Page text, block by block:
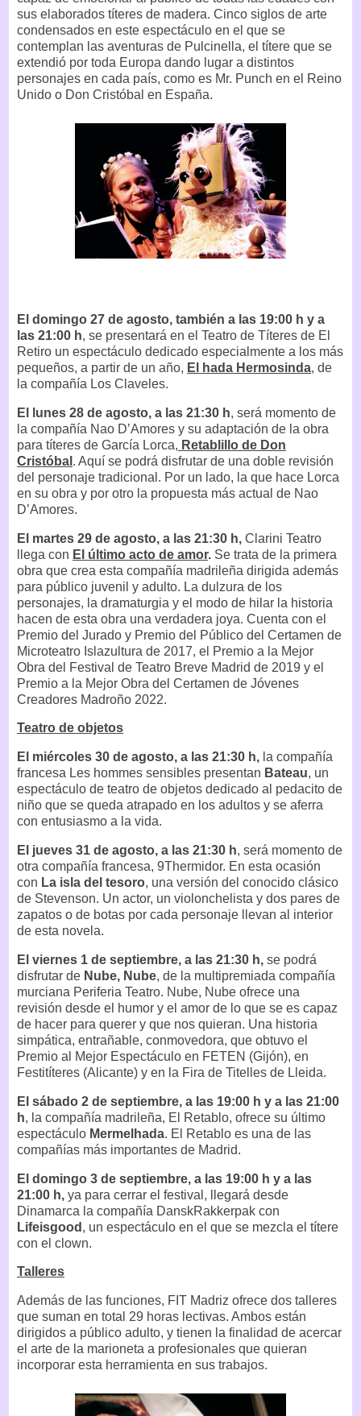
sus elaborados títeres de madera. Cinco siglos de arte
condensados en este espectáculo en el que se
contemplan las aventuras de Pulcinella, el títere que se
extendió por toda Europa dando lugar a distintos
personajes en cada país, como es Mr. Punch en el Reino
Unido o Don Cristóbal en España.
El domingo 27 de agosto, también a las 19:00 h y a
las 21:00 h, se presentará en el Teatro de Títeres de El
Retiro un espectáculo dedicado especialmente a los más
pequeños, a partir de un año, El hada Hermosinda, de
la compañía Los Claveles.
El lunes 28 de agosto, a las 21:30 h, será momento de
la compañía Nao D’Amores y su adaptación de la obra
para títeres de García Lorca, Retablillo de Don
Cristóbal . Aquí se podrá disfrutar de una doble revisión
del personaje tradicional. Por un lado, la que hace Lorca
en su obra y por otro la propuesta más actual de Nao
D’Amores.
El martes 29 de agosto, a las 21:30 h, Clarini Teatro
llega con El último acto de amor. Se trata de la primera
obra que crea esta compañía madrileña dirigida además
para público juvenil y adulto. La dulzura de los
personajes, la dramaturgia y el modo de hilar la historia
hacen de esta obra una verdadera joya. Cuenta con el
Premio del Jurado y Premio del Público del Certamen de
Microteatro Islazultura de 2017, el Premio a la Mejor
Obra del Festival de Teatro Breve Madrid de 2019 y el
Premio a la Mejor Obra del Certamen de Jóvenes
Creadores Madroño 2022.
Teatro de objetos
El miércoles 30 de agosto, a las 21:30 h, la compañía
francesa Les hommes sensibles presentan Bateau, un
espectáculo de teatro de objetos dedicado al pedacito de
niño que se queda atrapado en los adultos y se aferra
con entusiasmo a la vida.
El jueves 31 de agosto, a las 21:30 h, será momento de
otra compañía francesa, 9Thermidor. En esta ocasión
con La isla del tesoro, una versión del conocido clásico
de Stevenson. Un actor, un violonchelista y dos pares de
zapatos o de botas por cada personaje llevan al interior
de esta novela.
El viernes 1 de septiembre, a las 21:30 h, se podrá
disfrutar de Nube, Nube, de la multipremiada compañía
murciana Periferia Teatro. Nube, Nube ofrece una
revisión desde el humor y el amor de lo que se es capaz
de hacer para querer y que nos quieran. Una historia
simpática, entrañable, conmovedora, que obtuvo el
Premio al Mejor Espectáculo en FETEN (Gijón), en
Festitíteres (Alicante) y en la Fira de Titelles de Lleida.
El sábado 2 de septiembre, a las 19:00 h y a las 21:00
h, la compañía madrileña, El Retablo, ofrece su último
espectáculo Mermelhada. El Retablo es una de las
compañías más importantes de Madrid.
El domingo 3 de septiembre, a las 19:00 h y a las
21:00 h, ya para cerrar el festival, llegará desde
Dinamarca la compañía DanskRakkerpak con
Lifeisgood , un espectáculo en el que se mezcla el títere
con el clown.
Talleres
Además de las funciones, FIT Madriz ofrece dos talleres
que suman en total 29 horas lectivas. Ambos están
dirigidos a público adulto, y tienen la finalidad de acercar
el arte de la marioneta a profesionales que quieran
incorporar esta herramienta en sus trabajos.